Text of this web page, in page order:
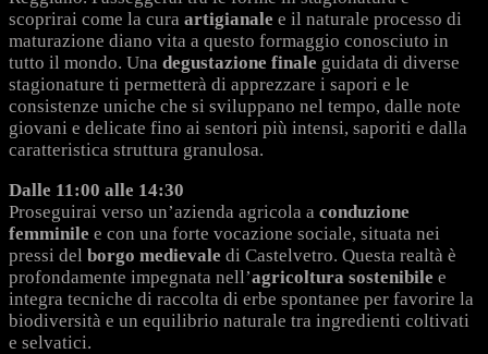
scoprirai come la cura artigianale e il naturale processo di
maturazione diano vita a questo formaggio conosciuto in
tutto il mondo. Una degustazione finale guidata di diverse
stagionature ti permetterà di apprezzare i sapori e le
consistenze uniche che si sviluppano nel tempo, dalle note
giovani e delicate fino ai sentori più intensi, saporiti e dalla
caratteristica struttura granulosa.
Dalle 11:00 alle 14:30
Proseguirai verso un’azienda agricola a conduzione
femminile e con una forte vocazione sociale, situata nei
pressi del borgo medievale di Castelvetro. Questa realtà è
profondamente impegnata nell’agricoltura sostenibile e
integra tecniche di raccolta di erbe spontanee per favorire la
biodiversità e un equilibrio naturale tra ingredienti coltivati
e selvatici.